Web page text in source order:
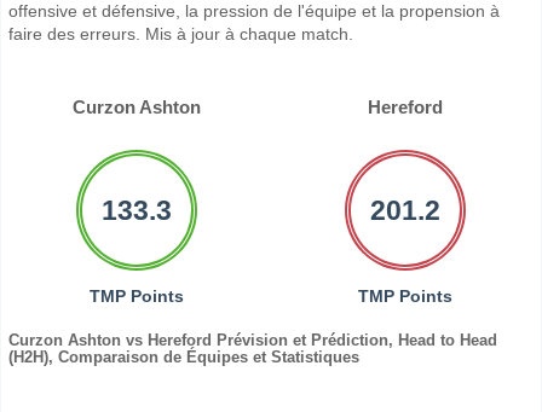
offensive et défensive, la pression de l'équipe et la propension à
faire des erreurs. Mis à jour à chaque match.
Curzon Ashton Hereford
133.3
TMP Points
201.2
TMP Points
Curzon Ashton vs Hereford Prévision et Prédiction, Head to Head
(H2H), Comparaison de Équipes et Statistiques